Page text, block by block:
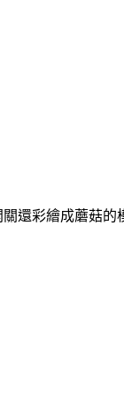
還彩繪成蘑菇的